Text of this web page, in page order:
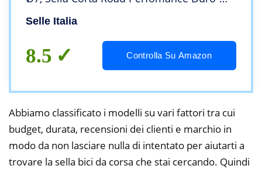
Tek, Comfort
Selle Italia
8.5 Controlla Su Amazon
Abbiamo classificato i modelli su vari fattori tra cui
budget, durata, recensioni dei clienti e marchio in
modo da non lasciare nulla di intentato per aiutarti a
trovare la sella bici da corsa che stai cercando. Quindi